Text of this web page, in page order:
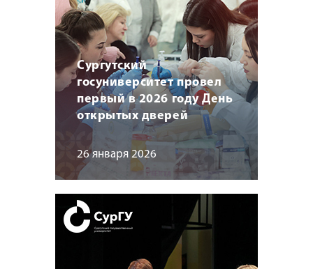
Сургутский
госуниверситет провел
первый в 2026 году День
открытых дверей
26 января 2026